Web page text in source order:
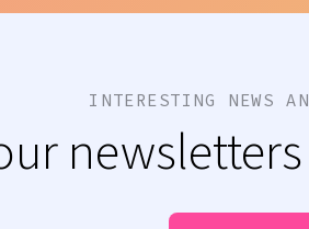
INTERESTING NEWS